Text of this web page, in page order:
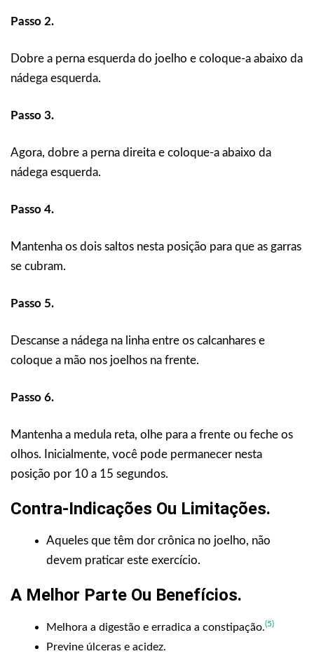
Passo 2.
Dobre a perna esquerda do joelho e coloque-a abaixo da
nádega esquerda.
Passo 3.
Agora, dobre a perna direita e coloque-a abaixo da
nádega esquerda.
Passo 4.
Mantenha os dois saltos nesta posição para que as garras
se cubram.
Passo 5.
Descanse a nádega na linha entre os calcanhares e
coloque a mão nos joelhos na frente.
Passo 6.
Mantenha a medula reta, olhe para a frente ou feche os
olhos. Inicialmente, você pode permanecer nesta
posição por 10 a 15 segundos.
Contra-Indicações Ou Limitações.
Aqueles que têm dor crônica no joelho, não
devem praticar este exercício.
A Melhor Parte Ou Benefícios.
Melhora a digestão e erradica a constipação.(5)
Previne úlceras e acidez.